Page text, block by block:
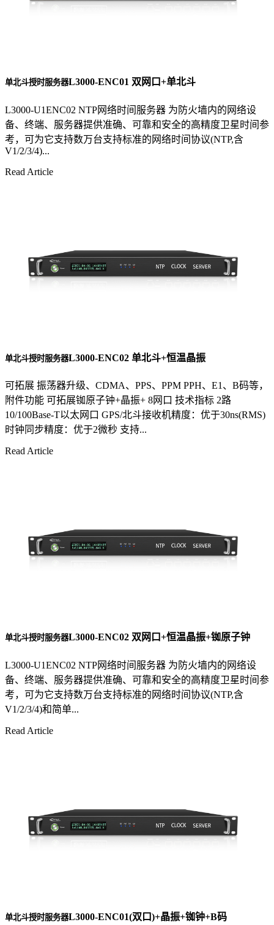
单北斗授时服务器L3000-ENC01 双网口+单北斗
L3000-U1ENC02 NTP网络时间服务器 为防火墙内的网络设
备、终端、服务器提供准确、可靠和安全的高精度卫星时间参
考，可为它支持数万台支持标准的网络时间协议(NTP,含
V1/2/3/4)...
Read Article
单北斗授时服务器L3000-ENC02 单北斗+恒温晶振
可拓展 振荡器升级、CDMA、PPS、PPM PPH、E1、B码等，
附件功能 可拓展铷原子钟+晶振+ 8网口 技术指标 2路
10/100Base-T以太网口 GPS/北斗接收机精度：优于30ns(RMS)
时钟同步精度：优于2微秒 支持...
Read Article
单北斗授时服务器L3000-ENC02 双网口+恒温晶振+铷原子钟
L3000-U1ENC02 NTP网络时间服务器 为防火墙内的网络设
备、终端、服务器提供准确、可靠和安全的高精度卫星时间参
考，可为它支持数万台支持标准的网络时间协议(NTP,含
V1/2/3/4)和简单...
Read Article
单北斗授时服务器L3000-ENC01(双口)+晶振+铷钟+B码